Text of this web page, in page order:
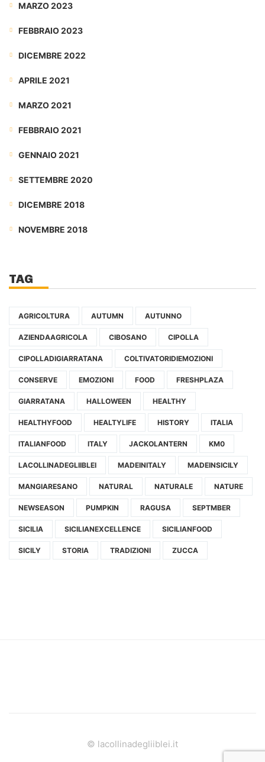
MARZO 2023
FEBBRAIO 2023
DICEMBRE 2022
APRILE 2021
MARZO 2021
FEBBRAIO 2021
GENNAIO 2021
SETTEMBRE 2020
DICEMBRE 2018
NOVEMBRE 2018
TAG
AGRICOLTURA AUTUMN AUTUNNO
AZIENDAAGRICOLA CIBOSANO CIPOLLA
CIPOLLADIGIARRATANA COLTIVATORIDIEMOZIONI
CONSERVE EMOZIONI FOOD FRESHPLAZA
GIARRATANA HALLOWEEN HEALTHY
HEALTHYFOOD HEALTYLIFE HISTORY ITALIA
ITALIANFOOD ITALY JACKOLANTERN KM0
LACOLLINADEGLIIBLEI MADEINITALY MADEINSICILY
MANGIARESANO NATURAL NATURALE NATURE
NEWSEASON PUMPKIN RAGUSA SEPTMBER
SICILIA SICILIANEXCELLENCE SICILIANFOOD
SICILY STORIA TRADIZIONI ZUCCA
© lacollinadegliiblei.it